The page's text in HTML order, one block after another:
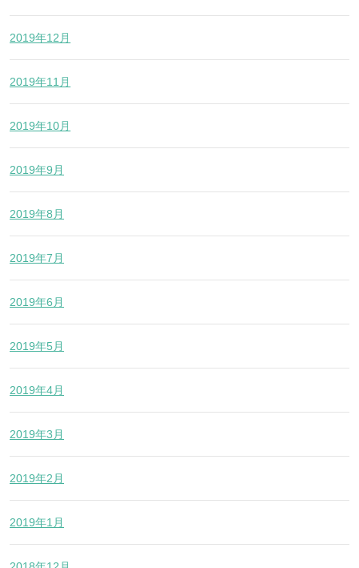
2019年12月
2019年11月
2019年10月
2019年9月
2019年8月
2019年7月
2019年6月
2019年5月
2019年4月
2019年3月
2019年2月
2019年1月